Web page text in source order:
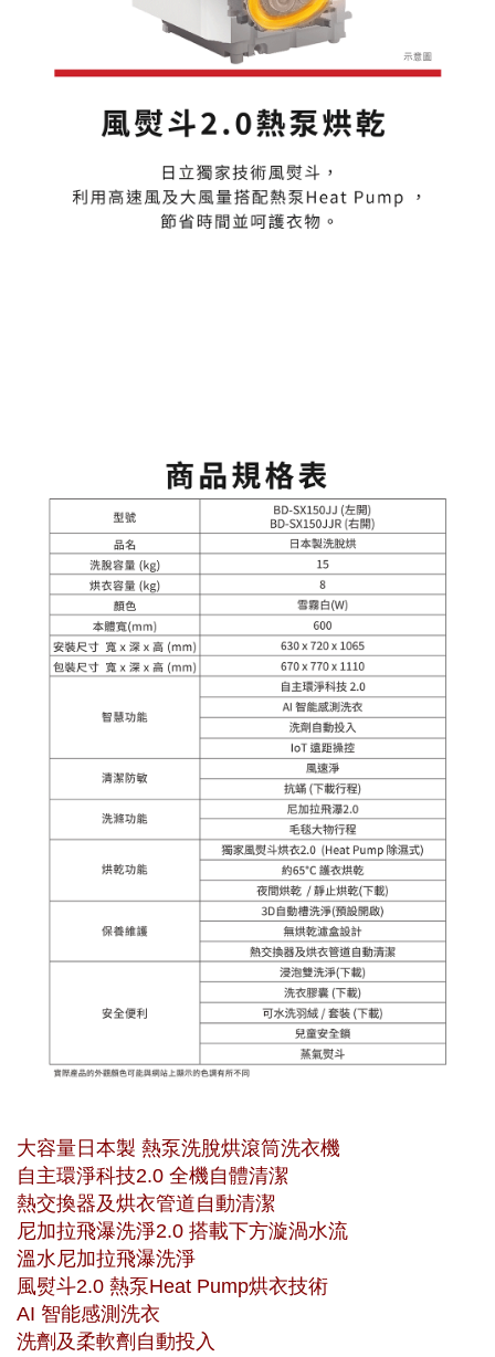
大容量日本製 熱泵洗脫烘滾筒洗衣機
自主環淨科技2.0 全機自體清潔
熱交換器及烘衣管道自動清潔
尼加拉飛瀑洗淨2.0 搭載下方漩渦水流
溫水尼加拉飛瀑洗淨
風熨斗2.0 熱泵Heat Pump烘衣技術
AI 智能感測洗衣
洗劑及柔軟劑自動投入